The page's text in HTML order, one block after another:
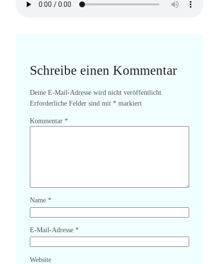
Schreibe einen Kommentar
Deine E-Mail-Adresse wird nicht veröffentlicht.
Erforderliche Felder sind mit * markiert
Kommentar *
Name *
E-Mail-Adresse *
Website